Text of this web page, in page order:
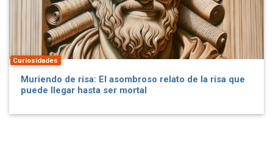
Curiosidades
Muriendo de risa: El asombroso relato de la risa que
puede llegar hasta ser mortal